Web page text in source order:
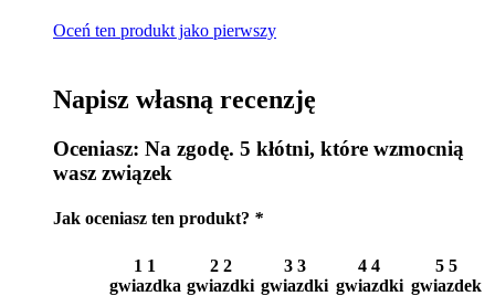
Oceń ten produkt jako pierwszy
Napisz własną recenzję
Oceniasz: Na zgodę. 5 kłótni, które wzmocnią
wasz związek
Jak oceniasz ten produkt? *
1 1
gwiazdka
2 2
gwiazdki
3 3
gwiazdki
4 4
gwiazdki
5 5
gwiazdek